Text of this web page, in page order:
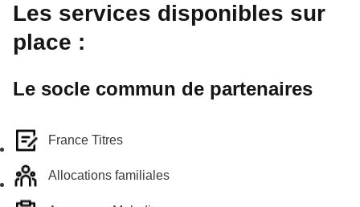
Les services disponibles sur
place :
Le socle commun de partenaires
France Titres
Allocations familiales